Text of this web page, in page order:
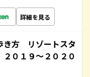
詳細を見る
き方 リゾートスタ
０１９～２０２０